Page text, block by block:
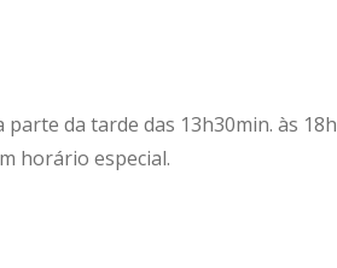
da tarde das 13h30min. às
horário especial.